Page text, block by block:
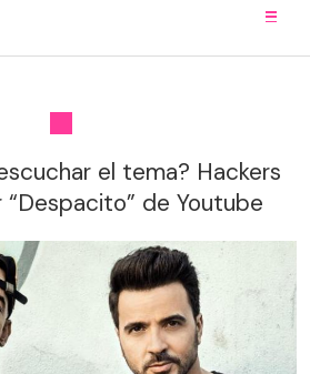
el tema? Hackers
“Despacito” de Youtube